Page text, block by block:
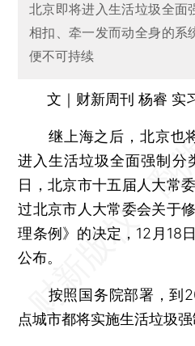
北京即将进入生活垃圾全面
相扣、牵一发而动全身的系
便不可持续
文｜财新周刊 杨睿 实
继上海之后，北京也
进入生活垃圾全面强制分
日，北京市十五届人大常
过北京市人大常委会关于
理条例》的决定，12月18
公布。
按照国务院部署，到
点城市都将实施生活垃圾强